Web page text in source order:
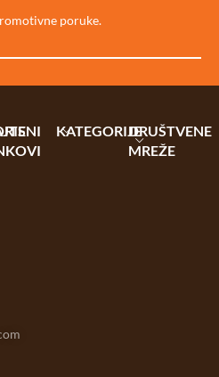
poruke.
KATEGORIJEDRUŠTVENE
MREŽE